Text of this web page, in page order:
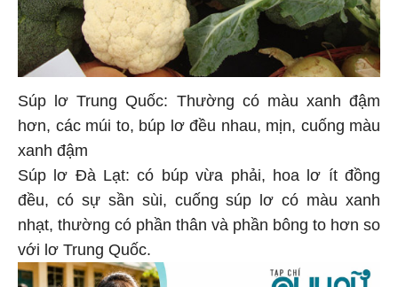
Súp lơ Trung Quốc: Thường có màu xanh đậm
hơn, các múi to, búp lơ đều nhau, mịn, cuống màu
xanh đậm
Súp lơ Đà Lạt: có búp vừa phải, hoa lơ ít đồng
đều, có sự sần sùi, cuống súp lơ có màu xanh
nhạt, thường có phần thân và phần bông to hơn so
với lơ Trung Quốc.